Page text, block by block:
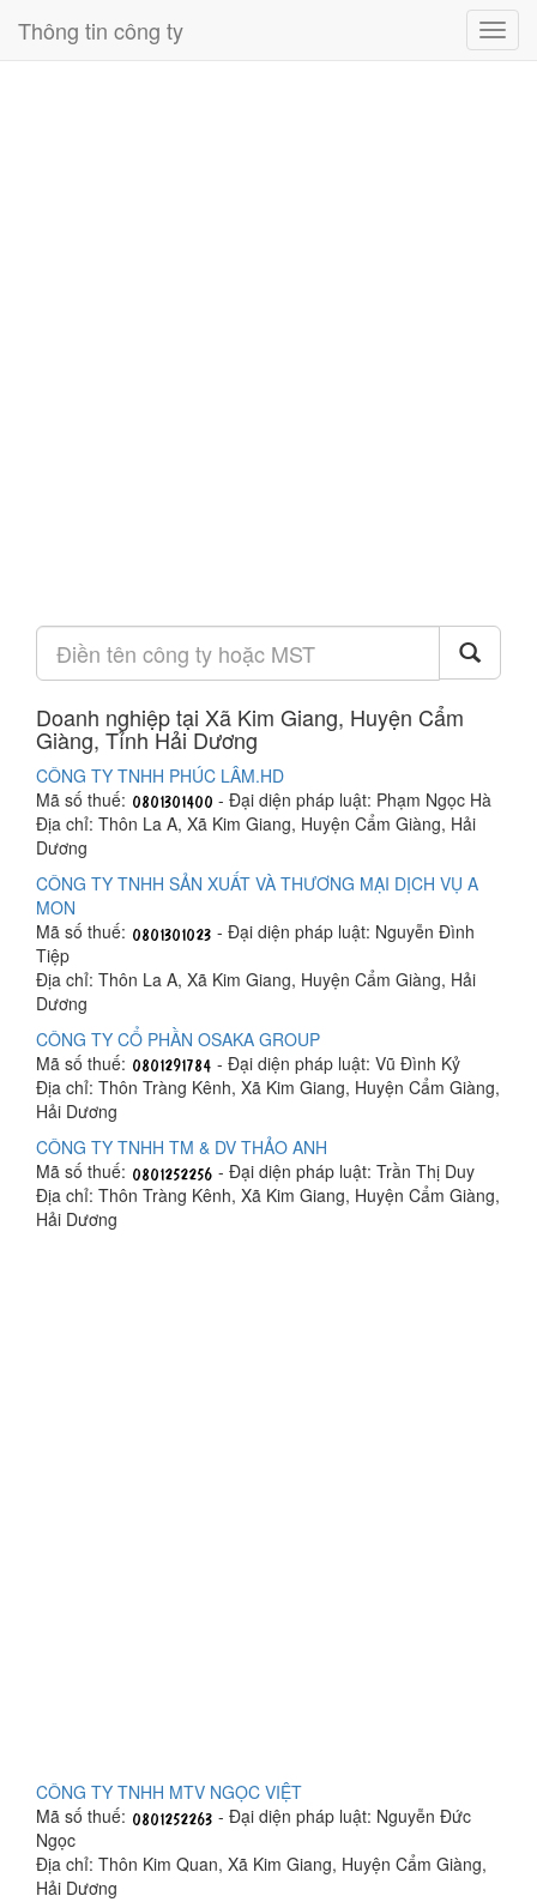
Thông tin công ty
Doanh nghiệp tại Xã Kim Giang, Huyện Cẩm
Giàng, Tỉnh Hải Dương
CÔNG TY TNHH PHÚC LÂM.HD
Mã số thuế:
- Đại diện pháp luật: Phạm Ngọc Hà
Địa chỉ: Thôn La A, Xã Kim Giang, Huyện Cẩm Giàng, Hải
Dương
CÔNG TY TNHH SẢN XUẤT VÀ THƯƠNG MẠI DỊCH VỤ A
MON
Mã số thuế:
- Đại diện pháp luật: Nguyễn Đình
Tiệp
Địa chỉ: Thôn La A, Xã Kim Giang, Huyện Cẩm Giàng, Hải
Dương
CÔNG TY CỔ PHẦN OSAKA GROUP
Mã số thuế:
- Đại diện pháp luật: Vũ Đình Kỷ
Địa chỉ: Thôn Tràng Kênh, Xã Kim Giang, Huyện Cẩm Giàng,
Hải Dương
CÔNG TY TNHH TM & DV THẢO ANH
Mã số thuế:
- Đại diện pháp luật: Trần Thị Duy
Địa chỉ: Thôn Tràng Kênh, Xã Kim Giang, Huyện Cẩm Giàng,
Hải Dương
CÔNG TY TNHH MTV NGỌC VIỆT
Mã số thuế:
- Đại diện pháp luật: Nguyễn Đức
Ngọc
Địa chỉ: Thôn Kim Quan, Xã Kim Giang, Huyện Cẩm Giàng,
Hải Dương